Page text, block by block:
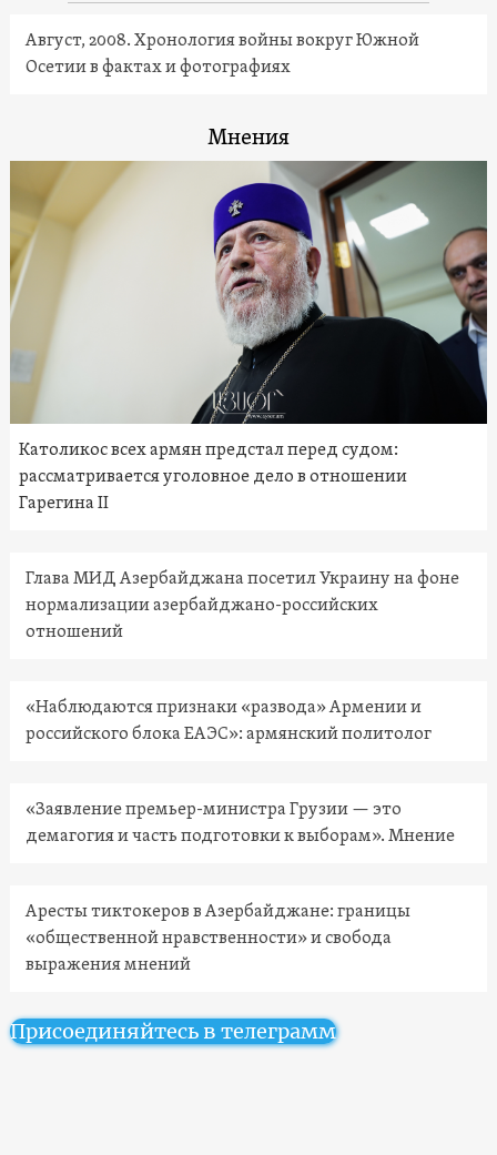
Август, 2008. Хронология войны вокруг Южной
Осетии в фактах и фотографиях
Мнения
Католикос всех армян предстал перед судом:
рассматривается уголовное дело в отношении
Гарегина II
Глава МИД Азербайджана посетил Украину на фоне
нормализации азербайджано-российских
отношений
«Наблюдаются признаки «развода» Армении и
российского блока ЕАЭС»: армянский политолог
«Заявление премьер-министра Грузии — это
демагогия и часть подготовки к выборам». Мнение
Аресты тиктокеров в Азербайджане: границы
«общественной нравственности» и свобода
выражения мнений
Присоединяйтесь в телеграмм